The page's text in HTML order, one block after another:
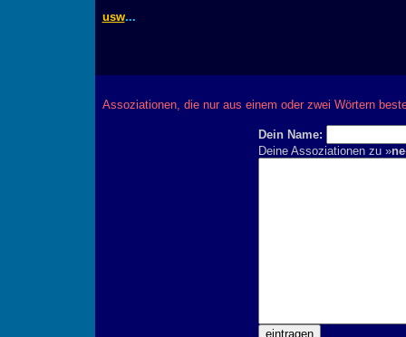
usw...
Assoziationen, die nur aus einem oder zwei Wörtern
Dein Name:
Deine Assoziationen zu »ne